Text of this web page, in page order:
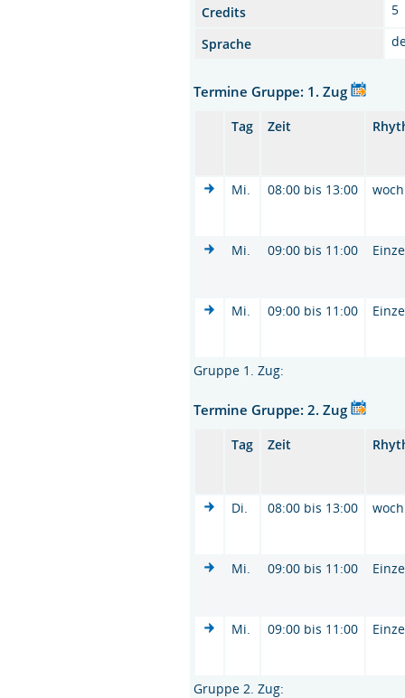
Credits
5
Sprache
Termine Gruppe: 1. Zug
Tag Zeit
Mi. 08:00 bis 13:00 woch
Mi. 09:00 bis 11:00
Mi. 09:00 bis 11:00
Gruppe 1. Zug:
Termine Gruppe: 2. Zug
Tag Zeit
Di. 08:00 bis 13:00 woch
Mi. 09:00 bis 11:00
Mi. 09:00 bis 11:00
Gruppe 2. Zug: